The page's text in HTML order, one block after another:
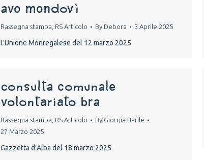
avo mondovì
Rassegna stampa RS Articolo By Debora 3 Aprile 2025
L’Unione Monregalese del 12 marzo 2025
CONSULTA COMUNALE
VOLONTARIATO BRA
Rassegna stampa RS Articolo By Giorgia Barile
27 Marzo 2025
Gazzetta d’Alba del 18 marzo 2025